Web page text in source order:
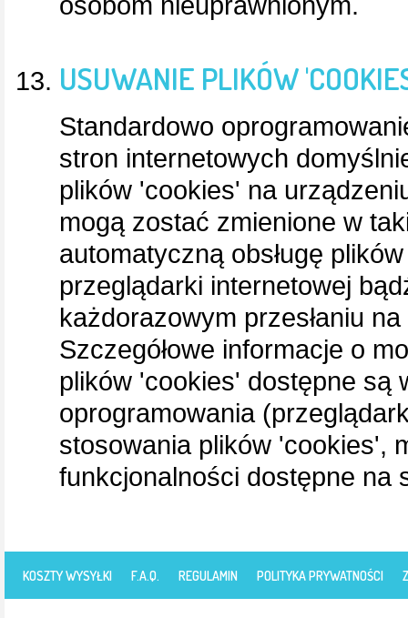
USUWANIE PLIKÓW
Standardowo
stron internetowych
plików 'cookies' na
mogą zostać zmienione w
automatyczną obsługę
przeglądarki internetowej
każdorazowym przesłaniu
Szczegółowe informacje o
plików 'cookies' dostępne są
oprogramowania
stosowania plików 'cookies',
funkcjonalności dostępne na
KOSZTY WYSYŁKI F.A.Q. REGULAMIN POLITYKA PRYWATNOŚCI